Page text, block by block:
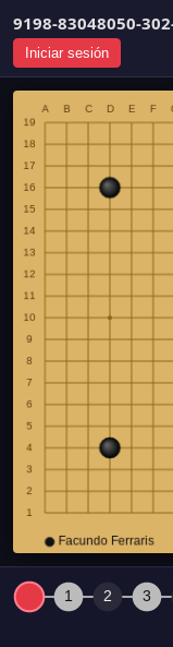
9198-83048050-
Iniciar sesión